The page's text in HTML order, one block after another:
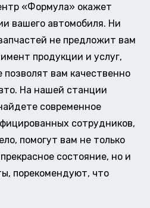
«Формула» окажет
вашего автомобиля. Ни
не предложит вам
продукции и услуг,
позволят вам качественно
На нашей станции
современное
сотрудников,
помогут вам не только
состояние, но и
порекомендуют, что